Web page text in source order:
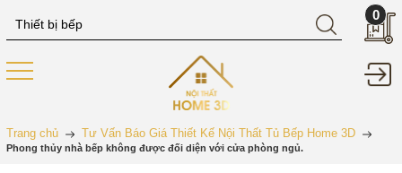
0
Trang chủ Tư Vấn Báo Giá Thiết Kế Nội Thất Tủ Bếp Home 3D
Phong thủy nhà bếp không được đối diện với cửa phòng ngủ.